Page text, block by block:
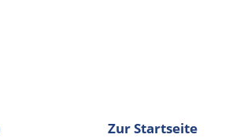
Zur Startseite